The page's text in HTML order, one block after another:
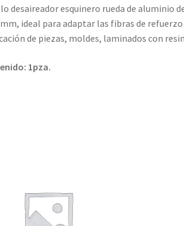
desaireador esquinero rueda de aluminio
ideal para adaptar las fibras de refuerzo
de piezas, moldes, laminados con
1pza.